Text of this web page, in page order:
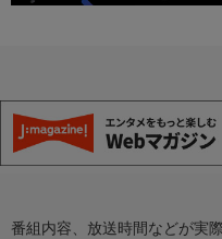
番組内容、放送時間などが実